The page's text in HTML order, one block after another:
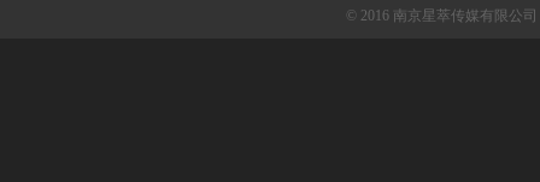
© 2016 南京星萃传媒有限公司